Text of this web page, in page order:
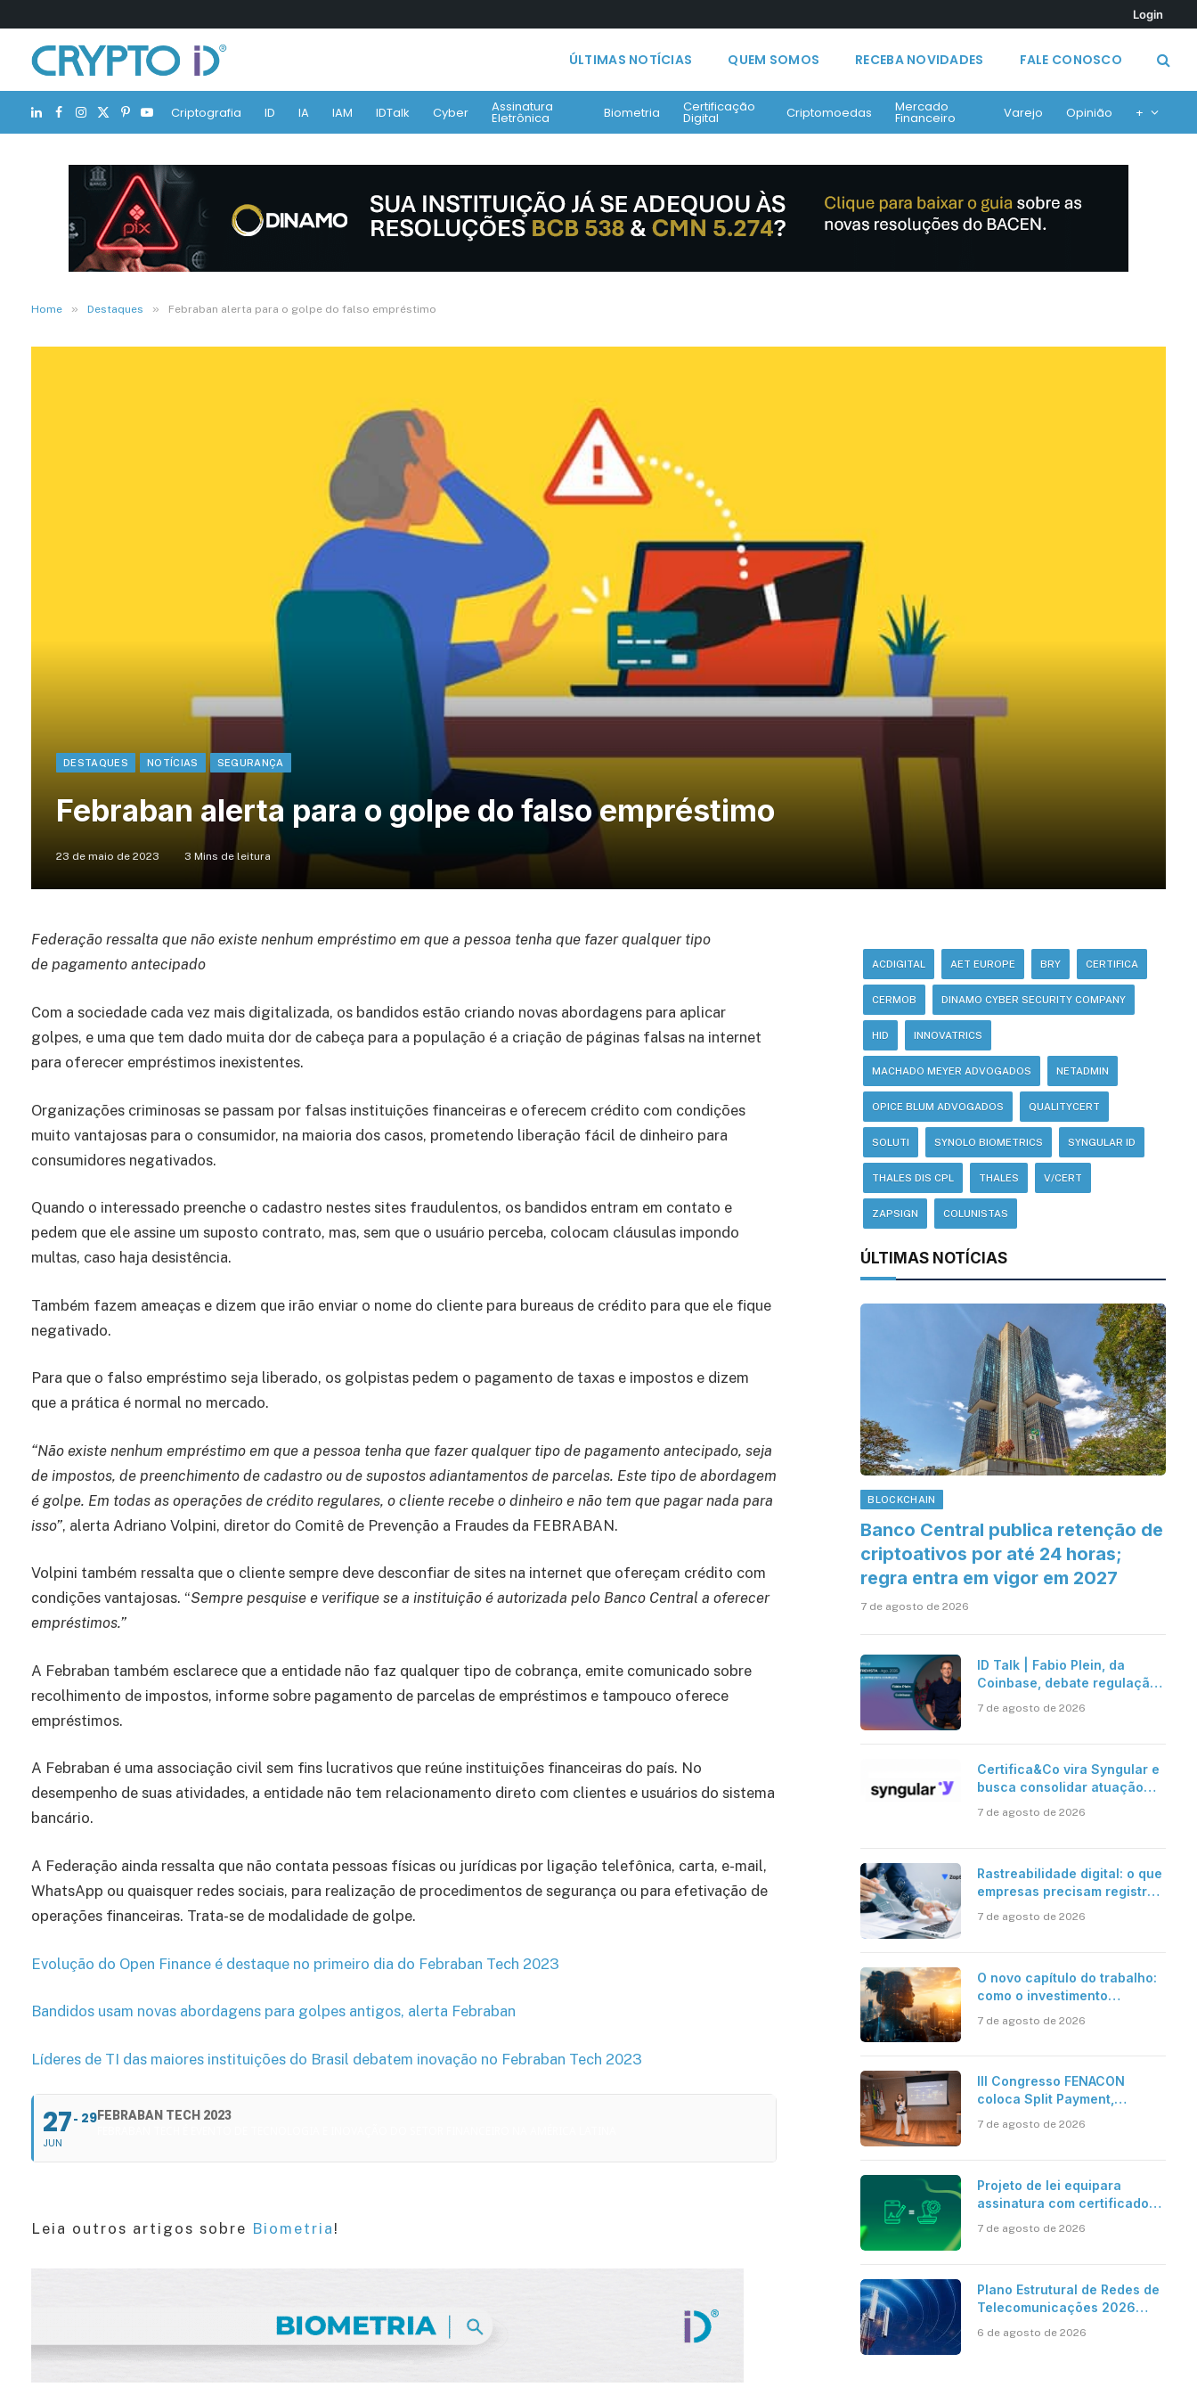
Login
ÚLTIMAS NOTÍCIAS QUEM SOMOS RECEBA NOVIDADES FALE CONOSCO
LinkedIn
Facebook
Instagram
X
(Twitter)
Pinterest
YouTubeCriptografia ID IA IAM IDTalk Cyber Assinatura
Eletrônica Biometria Certificação
Digital Criptomoedas Mercado
Financeiro Varejo Opinião +
Home » Destaques » Febraban alerta para o golpe do falso empréstimo
DESTAQUES NOTÍCIAS SEGURANÇA
Febraban alerta para o golpe do falso empréstimo
23 de maio de 2023 3 Mins de leitura
Federação ressalta que não existe nenhum empréstimo em que a pessoa tenha que fazer qualquer tipo
de pagamento antecipado
Com a sociedade cada vez mais digitalizada, os bandidos estão criando novas abordagens para aplicar
golpes, e uma que tem dado muita dor de cabeça para a população é a criação de páginas falsas na internet
para oferecer empréstimos inexistentes.
Organizações criminosas se passam por falsas instituições financeiras e oferecem crédito com condições
muito vantajosas para o consumidor, na maioria dos casos, prometendo liberação fácil de dinheiro para
consumidores negativados.
Quando o interessado preenche o cadastro nestes sites fraudulentos, os bandidos entram em contato e
pedem que ele assine um suposto contrato, mas, sem que o usuário perceba, colocam cláusulas impondo
multas, caso haja desistência.
Também fazem ameaças e dizem que irão enviar o nome do cliente para bureaus de crédito para que ele fique
negativado.
Para que o falso empréstimo seja liberado, os golpistas pedem o pagamento de taxas e impostos e dizem
que a prática é normal no mercado.
“Não existe nenhum empréstimo em que a pessoa tenha que fazer qualquer tipo de pagamento antecipado, seja
de impostos, de preenchimento de cadastro ou de supostos adiantamentos de parcelas. Este tipo de abordagem
é golpe. Em todas as operações de crédito regulares, o cliente recebe o dinheiro e não tem que pagar nada para
isso”, alerta Adriano Volpini, diretor do Comitê de Prevenção a Fraudes da FEBRABAN.
Volpini também ressalta que o cliente sempre deve desconfiar de sites na internet que ofereçam crédito com
condições vantajosas. “Sempre pesquise e verifique se a instituição é autorizada pelo Banco Central a oferecer
empréstimos.”
A Febraban também esclarece que a entidade não faz qualquer tipo de cobrança, emite comunicado sobre
recolhimento de impostos, informe sobre pagamento de parcelas de empréstimos e tampouco oferece
empréstimos.
A Febraban é uma associação civil sem fins lucrativos que reúne instituições financeiras do país. No
desempenho de suas atividades, a entidade não tem relacionamento direto com clientes e usuários do sistema
bancário.
A Federação ainda ressalta que não contata pessoas físicas ou jurídicas por ligação telefônica, carta, e-mail,
WhatsApp ou quaisquer redes sociais, para realização de procedimentos de segurança ou para efetivação de
operações financeiras. Trata-se de modalidade de golpe.
Evolução do Open Finance é destaque no primeiro dia do Febraban Tech 2023
Bandidos usam novas abordagens para golpes antigos, alerta Febraban
Líderes de TI das maiores instituições do Brasil debatem inovação no Febraban Tech 2023
27
JUN
29FEBRABAN TECH 2023
Leia outros artigos sobre Biometria !
ACDIGITAL AET EUROPE BRY CERTIFICA
CERMOB DINAMO CYBER SECURITY COMPANY
HID INNOVATRICS
MACHADO MEYER ADVOGADOS NETADMIN
OPICE BLUM ADVOGADOS QUALITYCERT
SOLUTI SYNOLO BIOMETRICS SYNGULAR ID
THALES DIS CPL THALES V/CERT
ZAPSIGN COLUNISTAS
ÚLTIMAS NOTÍCIAS
BLOCKCHAIN
Banco Central publica retenção de
criptoativos por até 24 horas;
regra entra em vigor em 2027
7 de agosto de 2026
ID Talk | Fabio Plein, da
Coinbase, debate regulação,
7 de agosto de 2026
Certifica&Co vira Syngular e
busca consolidar atuação
7 de agosto de 2026
Rastreabilidade digital: o que
empresas precisam registrar
7 de agosto de 2026
O novo capítulo do trabalho:
como o investimento
científica revela a
7 de agosto de 2026
III Congresso FENACON
coloca Split Payment,
centro dos debates
7 de agosto de 2026
Projeto de lei equipara
assinatura com certificado
reconhecimento de firma em
7 de agosto de 2026
Plano Estrutural de Redes de
Telecomunicações 2026
móvel, mas mantém desafio
6 de agosto de 2026